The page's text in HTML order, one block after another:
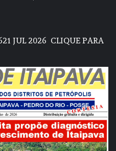
JUL 2026 CLIQUE PARA